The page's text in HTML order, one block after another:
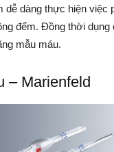
dễ dàng thực hiện việc
đếm. Đồng thời dụng
mẫu máu.
– Marienfeld